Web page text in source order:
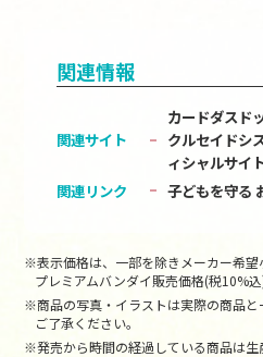
関連情報
関連サイト
カードダスド
クルセイドシ
ィシャルサイ
関連リンク
子どもを守る
※表示価格は、一部を除きメーカー希望
プレミアムバンダイ販売価格(税10%込)
※商品の写真・イラストは実際の商品
ご了承ください。
※発売から時間の経過している商品は